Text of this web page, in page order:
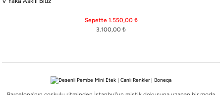
3.100,00 ₺
Sepette 1.550,00₺
Barcelona'nın coşkulu ritminden İstanbul'un mistik dokusuna uzanan bir moda
kadınlar için şehir modasının özgün ruhunu, sofistike detaylar ve çarpıcı
kontrastlarla birleştiren yeni bir anlayış. Cesaret ve özgürlüğün uyum ve denge